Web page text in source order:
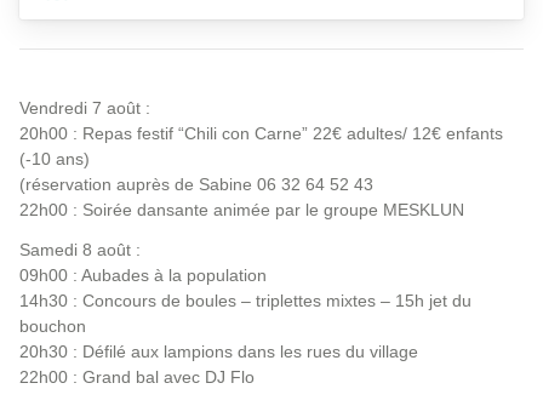
Vendredi 7 août :
20h00 : Repas festif “Chili con Carne” 22€ adultes/ 12€ enfants
(-10 ans)
(réservation auprès de Sabine 06 32 64 52 43
22h00 : Soirée dansante animée par le groupe MESKLUN
Samedi 8 août :
09h00 : Aubades à la population
14h30 : Concours de boules – triplettes mixtes – 15h jet du
bouchon
20h30 : Défilé aux lampions dans les rues du village
22h00 : Grand bal avec DJ Flo